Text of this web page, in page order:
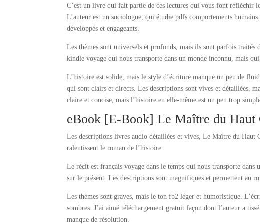
C’est un livre qui fait partie de ces lectures qui vous font réfléchir
L’auteur est un sociologue, qui étudie pdfs comportements
développés et engageants.
Les thèmes sont universels et profonds, mais ils sont parfois
kindle voyage qui nous transporte dans un monde inconnu, mais
L’histoire est solide, mais le style d’écriture manque un peu de
qui sont clairs et directs. Les descriptions sont vives et détaillées,
claire et concise, mais l’histoire en elle-même est un peu trop
eBook [E-Book] Le Maître du Haut
Les descriptions livres audio détaillées et vives, Le Maître du Haut
ralentissent le roman de l’histoire.
Le récit est français voyage dans le temps qui nous transporte
sur le présent. Les descriptions sont magnifiques et permettent au
Les thèmes sont graves, mais le ton fb2 léger et humoristique.
sombres. J’ai aimé téléchargement gratuit façon dont l’auteur a
manque de résolution.